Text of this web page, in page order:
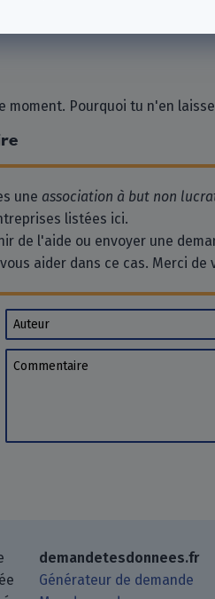
moment. Pourquoi tu n'en
une association à but non
listées ici.
de l'aide ou envoyer une
vous aider dans ce cas. Merci de
Auteur
Commentaire
demandetesdonnees.fr
Générateur de demande